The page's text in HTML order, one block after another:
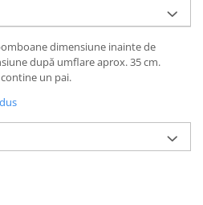
dimensiune inainte de
după umflare aprox. 35 cm.
un pai.